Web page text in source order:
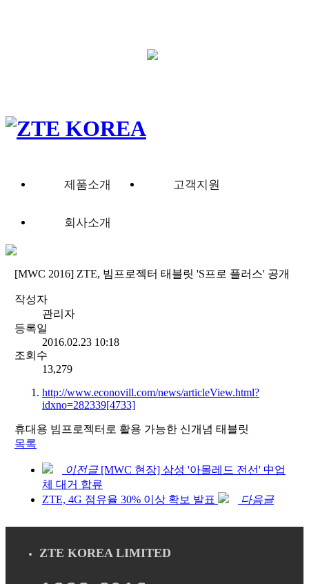
제품소개 고객지원
회사소개
[MWC 2016] ZTE, 빔프로젝터 태블릿 'S프로 플러스' 공개
작성자
관리자
등록일
2016.02.23 10:18
조회수
13,279
http://www.econovill.com/news/articleView.html?
idxno=282339[4733]
휴대용 빔프로젝터로 활용 가능한 신개념 태블릿
목록
이전글 [MWC 현장] 삼성 '아몰레드 전선' 中업
체 대거 합류
ZTE, 4G 점유율 30% 이상 확보 발표
다음글
ZTE KOREA LIMITED